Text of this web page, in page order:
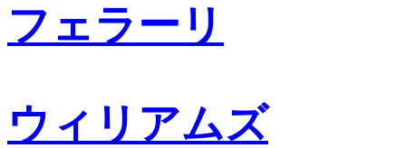
フェラーリ
ウィリアムズ